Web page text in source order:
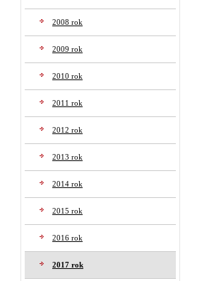
2008 rok
2009 rok
2010 rok
2011 rok
2012 rok
2013 rok
2014 rok
2015 rok
2016 rok
2017 rok